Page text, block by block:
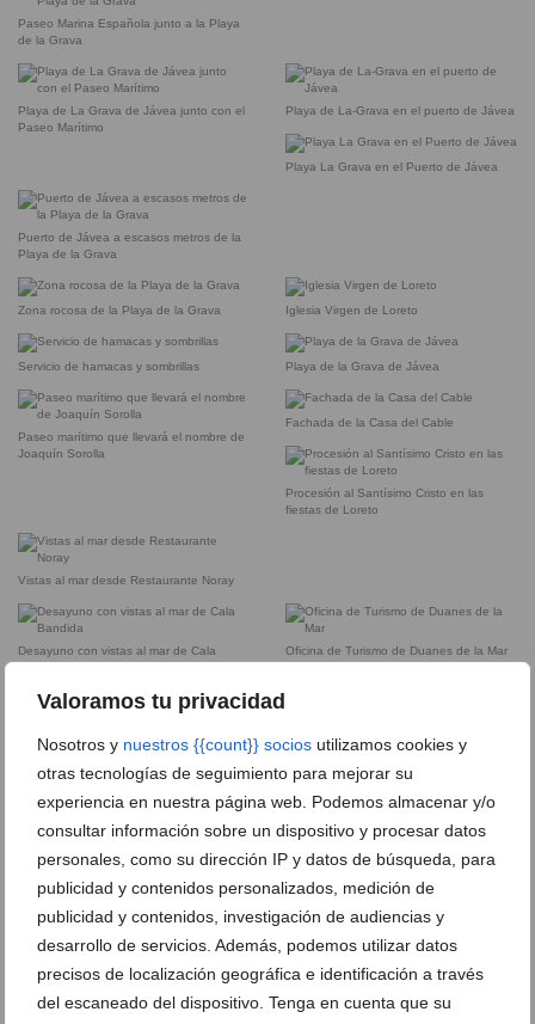
Valoramos tu privacidad
Nosotros y nuestros {{count}} socios utilizamos cookies y
otras tecnologías de seguimiento para mejorar su
experiencia en nuestra página web. Podemos almacenar y/o
consultar información sobre un dispositivo y procesar datos
personales, como su dirección IP y datos de búsqueda, para
publicidad y contenidos personalizados, medición de
publicidad y contenidos, investigación de audiencias y
desarrollo de servicios. Además, podemos utilizar datos
precisos de localización geográfica e identificación a través
del escaneado del dispositivo. Tenga en cuenta que su
Paseo Marina Española junto a la Playa
de la Grava
Playa de La Grava de Jávea junto con el
Paseo Marítimo
Playa de La-Grava en el puerto de Jávea
Playa La Grava en el Puerto de Jávea
Puerto de Jávea a escasos metros de la
Playa de la Grava
Zona rocosa de la Playa de la Grava Iglesia Virgen de Loreto
Servicio de hamacas y sombrillas Playa de la Grava de Jávea
Paseo marítimo que llevará el nombre de
Joaquín Sorolla
Fachada de la Casa del Cable
Procesión al Santísimo Cristo en las
fiestas de Loreto
Vistas al mar desde Restaurante Noray
Desayuno con vistas al mar de Cala
Oficina de Turismo de Duanes de la Mar
Grava
Playa de la Grava
Paseo marítimo que rodea la playa de la